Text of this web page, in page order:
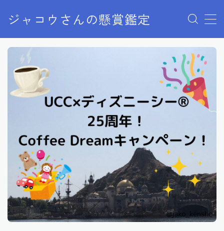
ジャコウさんの懸賞鑑定
MENU
クローズドキャンペーン
ディズニー懸賞
商品購入
当選報告
終了した懸賞